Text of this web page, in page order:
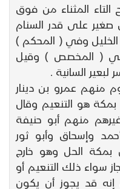
المثناء من فوق
على قدر السنام
الخليل وفي ( المحكم )
وفي ( المخصص ) وقيل
السانية .
منهم عمرو بن دينار
هو التنعيم وقال
منهم أبو حنيفة
وإسحاق وأبو ثور
بمكة الحل وهو خارج
سواء ذلك التنعيم أو
قد يجوز أن يكون